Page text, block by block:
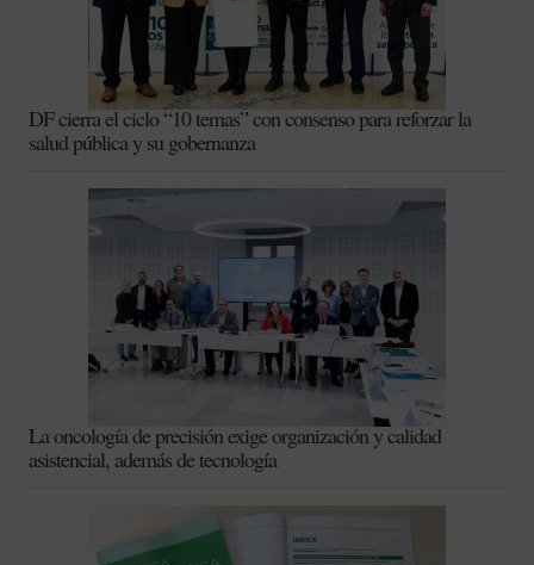
DF cierra el ciclo “10 temas” con consenso para reforzar la
salud pública y su gobernanza
La oncología de precisión exige organización y calidad
asistencial, además de tecnología